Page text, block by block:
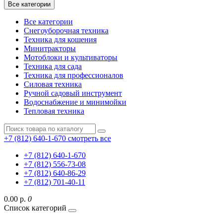
Все категории
Все категории
Снегоуборочная техника
Техника для кошения
Минитракторы
Мотоблоки и культиваторы
Техника для сада
Техника для профессионалов
Силовая техника
Ручной садовый инструмент
Водоснабжение и минимойки
Тепловая техника
+7 (812) 640-1-670 смотреть все
+7 (812) 640-1-670
+7 (812) 556-73-08
+7 (812) 640-86-29
+7 (812) 701-40-11
0.00 р. 0
Список категорий